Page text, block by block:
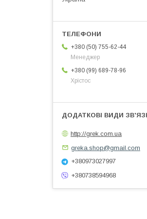
+380 (50) 755-62-44
Менеджер
+380 (99) 689-78-96
Хрістос
http://grek.com.ua
greka.shop@gmail.com
+380973027997
+380738594968